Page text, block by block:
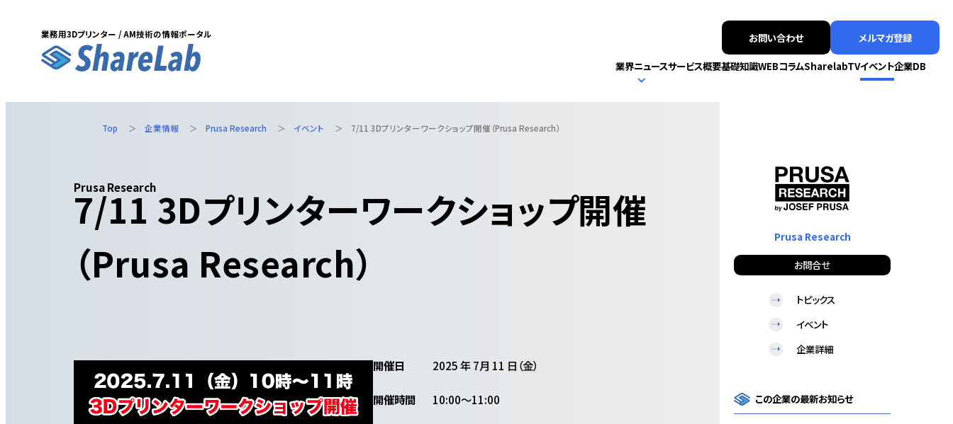
Skip
業務用3Dプリンター / AM技術の情報ポータル お問い合わせ メルマガ登録
業界ニュースサービス概要基礎知識WEBコラムSharelabTVイベント企業DB
Top 企業情報 Prusa Research イベント 7/11 3Dプリンターワークショップ開催（Prusa Research）
Prusa Research
7/11 3Dプリンターワークショップ開催
（Prusa Research）
開催日 2025 年 7月 11 日（金）
開催時間 10:00〜11:00
Prusa Research
お問合せ
トピックス
イベント
企業詳細
この企業の最新お知らせ